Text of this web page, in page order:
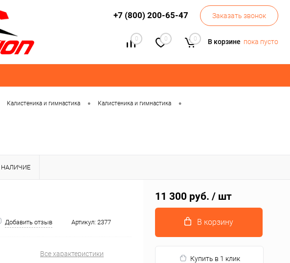
+7 (800) 200-65-47 Заказать звонок
0 0 0 В корзине пока пусто
Калистеника и гимнастика • Калистеника и гимнастика •
НАЛИЧИЕ
Добавить отзыв Артикул: 2377
Все характеристики
11 300 руб. / шт
В корзину
Купить в 1 клик